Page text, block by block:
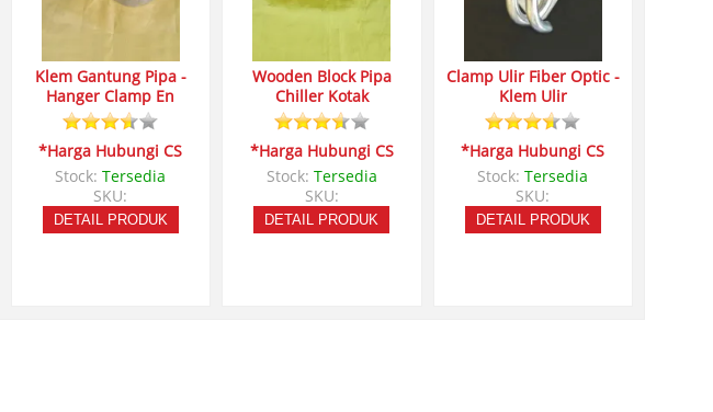
Klem Gantung Pipa -
Hanger Clamp En
*Harga Hubungi CS
Stock:Tersedia
SKU:
DETAIL PRODUK
Wooden Block Pipa
Chiller Kotak
*Harga Hubungi CS
Stock: Tersedia
SKU:
DETAIL PRODUK
Clamp Ulir Fiber Optic -
Klem Ulir
*Harga Hubungi CS
Stock:Tersedia
SKU:
DETAIL PRODUK